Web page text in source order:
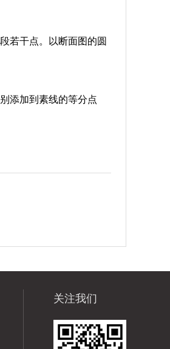
若干点。以断面图的圆
添加到素线的等分点
关注我们